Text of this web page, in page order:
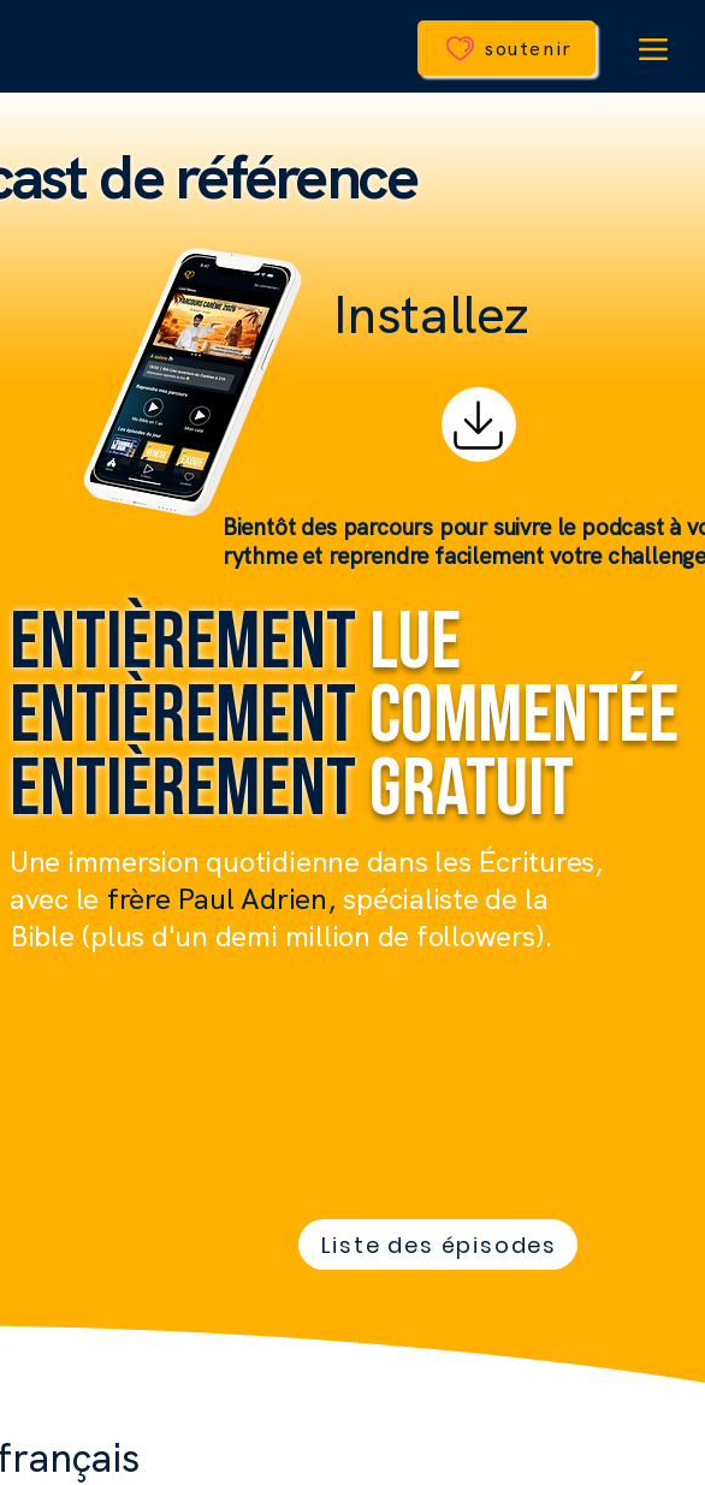
soutenir
Installez
Bientôt des parcours pour suivre le podcast à
rythme et reprendre facilement votre
Entièrementlue
Entièrementcommentée
Entièrementgratuit
Une immersion quotidienne dans les Écritures,
avec le frère Paul Adrien,spécialiste de la
Bible (plus d'un demi million de followers).
Liste des épisodes
de référence